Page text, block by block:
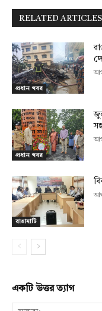
RELATED ARTICLES
প্রধান খবর
প্রধান খবর
রাঙামাটি
একটি উত্তর ত্যাগ